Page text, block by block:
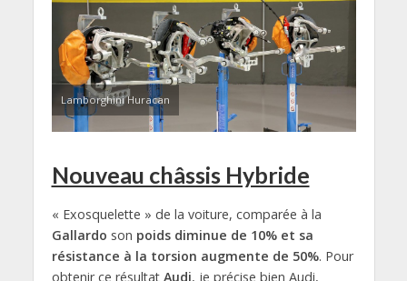
Lamborghini Huracan
Nouveau châssis Hybride
« Exosquelette » de la voiture, comparée à la
Gallardo son poids diminue de 10% et sa
résistance à la torsion augmente de 50%. Pour
obtenir ce résultat Audi, je précise bien Audi,